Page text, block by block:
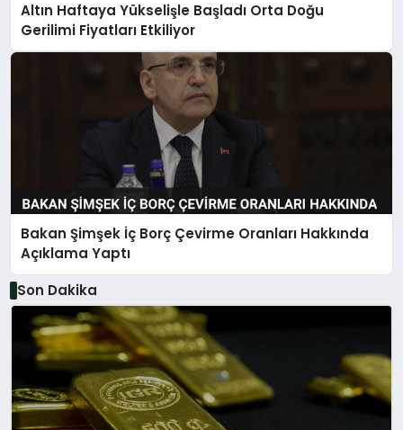
Altın Haftaya Yükselişle Başladı Orta Doğu
Gerilimi Fiyatları Etkiliyor
Bakan Şimşek İç Borç Çevirme Oranları Hakkında
Açıklama Yaptı
Son Dakika